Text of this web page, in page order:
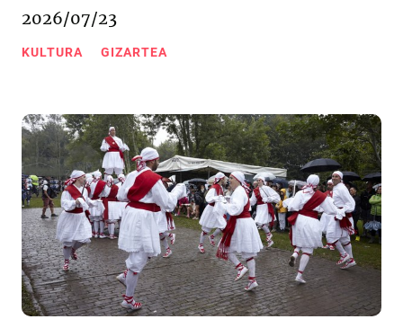
2026/07/23
KULTURA GIZARTEA